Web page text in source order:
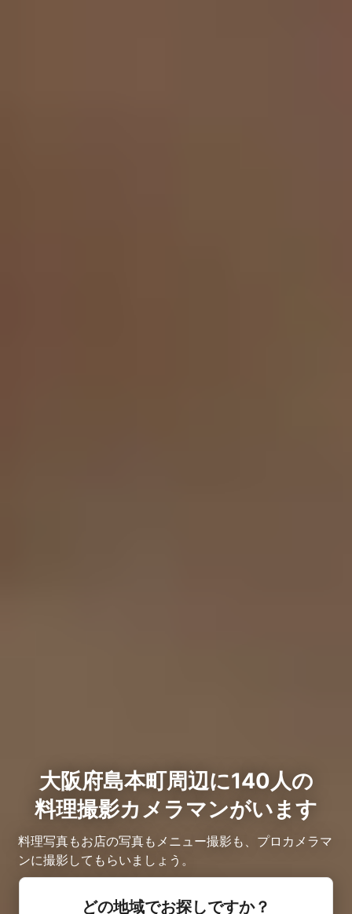
大阪府島本町周辺に140人の
料理撮影カメラマンがいます
料理写真もお店の写真もメニュー撮影も、プロカメラマ
ンに撮影してもらいましょう。
どの地域でお探しですか？